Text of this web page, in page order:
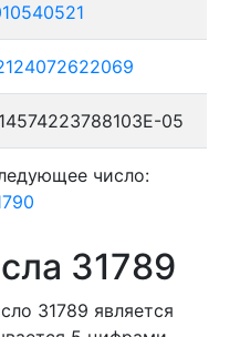
05
число:
31789
31789 является